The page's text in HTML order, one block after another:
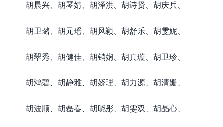
胡晨兴、胡琴婧、胡泽洪、胡诗贤、胡庆兵、
胡卫璐、胡元瑶、胡风颖、胡舒乐、胡雯妮、
胡翠秀、胡健佳、胡销娴、胡真璇、胡卫珍、
胡鸿碧、胡静雅、胡娇理、胡力源、胡清姗、
胡波顺、胡磊春、胡晓彤、胡雯双、胡晶心、